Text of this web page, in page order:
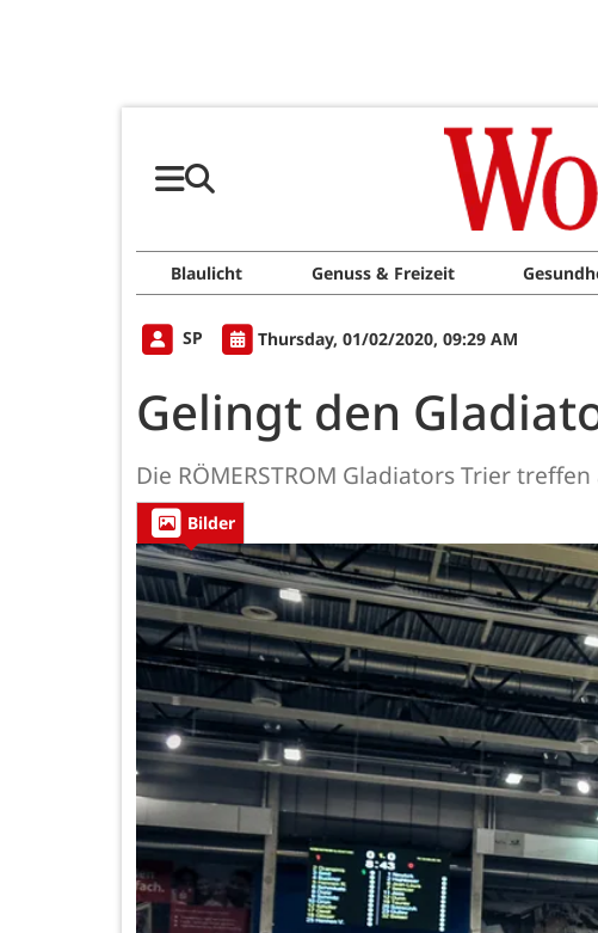
Blaulicht Genuss & Freizeit
SP Thursday, 01/02/2020, 09:29 AM
Gelingt den
Die RÖMERSTROM Gladiators Trier
Bilder